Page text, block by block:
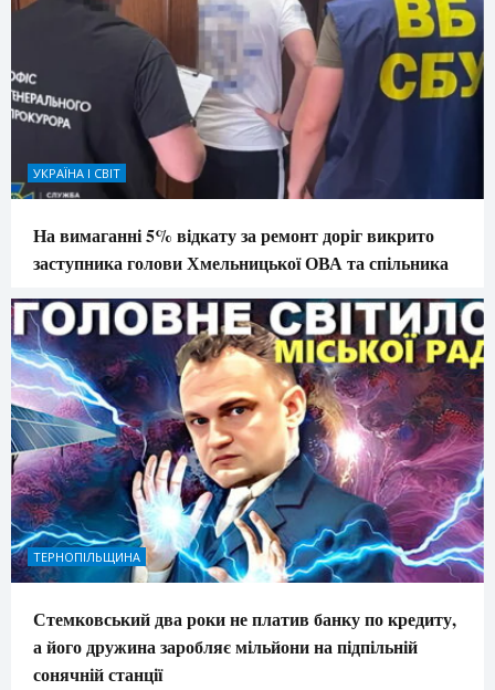
УКРАЇНА І СВІТ
На вимаганні 5% відкату за ремонт доріг викрито
заступника голови Хмельницької ОВА та спільника
ТЕРНОПІЛЬЩИНА
Стемковський два роки не платив банку по кредиту,
а його дружина заробляє мільйони на підпільній
сонячній станції